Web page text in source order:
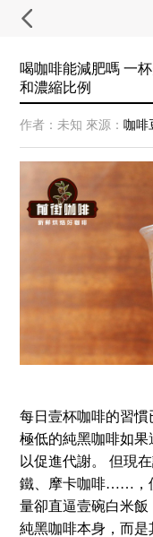
喝咖啡能減肥嗎 一
和濃縮比例
作者：未知 來源：咖啡
每日壹杯咖啡的習
極低的純黑咖啡如
以促進代謝。 但現
鐵、摩卡咖啡……，
量卻直逼壹碗白米
純黑咖啡本身，而是